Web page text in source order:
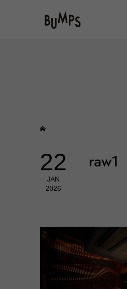
22
JAN
2026
raw1